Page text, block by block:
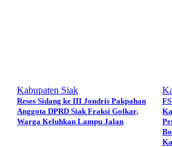
Kabupaten Siak
Reses Sidang ke III Jondris Pakpahan
Anggota DPRD Siak Fraksi Golkar,
Warga Keluhkan Lampu Jalan